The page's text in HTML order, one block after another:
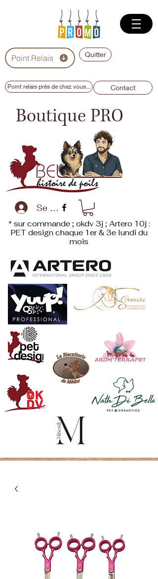
Point Relais Quitter
Point relais près de chez vous... Contact
Boutique PRO
Se connecter
* sur commande ; okdv 3j ; Artero 10j :
PET designchaque 1er & 3e lundi du
mois